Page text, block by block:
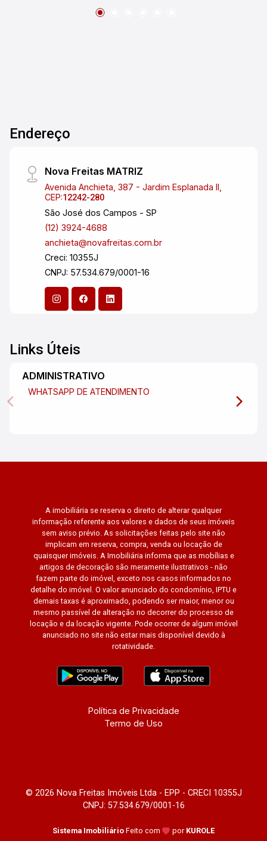
Endereço
Nova Freitas MATRIZ
Avenida Anchieta, 387 - Jardim Esplanada II,
CEP:12242-280
São José dos Campos - SP
(12) 3924-4688
anchieta@novafreitas.com.br
Creci: 10355J
CNPJ: 57.534.679/0001-16
Links Úteis
ADMINISTRATIVO
WHATSAPP DE ATENDIMENTO
A imobiliária se reserva o direito de alterar qualquer
informação referente aos valores e dados de seus imóveis
sem aviso prévio. As solicitações feitas pelo site não
implicam em reserva, compra, venda ou locação de
quaisquer imóveis. A Imobiliária informa que as mobílias e
artigos de decoração são meramente ilustrativos - não
fazem parte do imóvel, exceto nos casos informados no
detalhe do imóvel. O valor anunciado do condomínio, IPTU e
demais taxas é aproximado, podendo ser maior, menor ou
mesmo passível de alteração no decorrer do processo de
locação e da locação vigente. Pode ocorrer de algum imóvel
anunciado no site não estar mais disponível devido à
rotatividade.
Política de Privacidade
Termo de Uso
© 2026 Nova Freitas Imóveis Ltda - EPP - CRECI 10355J
CNPJ: 57.534.679/0001-16
Sistema Imobiliário Feito com por KUROLE